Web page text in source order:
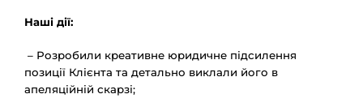
Наші дії:
– Розробили креативне юридичне підсилення
позиції Клієнта та детально виклали його в
апеляційній скарзі;